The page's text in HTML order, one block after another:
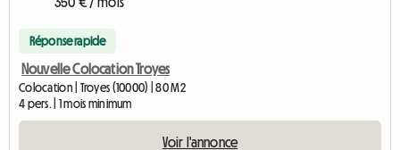
Réponse rapide
Nouvelle Colocation Troyes
Colocation | Troyes (10000) | 80 M2
4 pers. | 1 mois minimum
Voir l'annonce